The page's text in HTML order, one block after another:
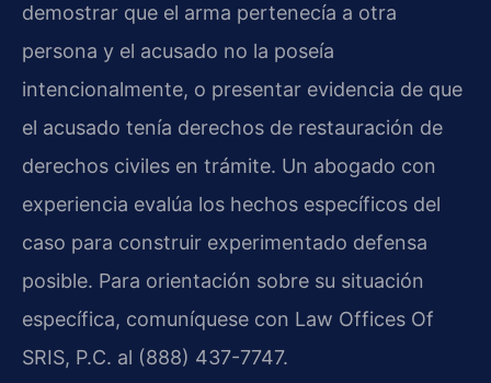
demostrar que el arma pertenecía a otra
persona y el acusado no la poseía
intencionalmente, o presentar evidencia de que
el acusado tenía derechos de restauración de
derechos civiles en trámite. Un abogado con
experiencia evalúa los hechos específicos del
caso para construir experimentado defensa
posible. Para orientación sobre su situación
específica, comuníquese con Law Offices Of
SRIS, P.C. al (888) 437-7747.